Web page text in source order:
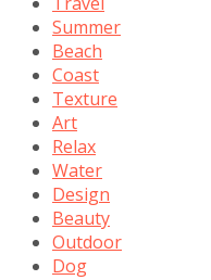
Summer
Beach
Coast
Texture
Art
Relax
Water
Design
Beauty
Outdoor
Dog